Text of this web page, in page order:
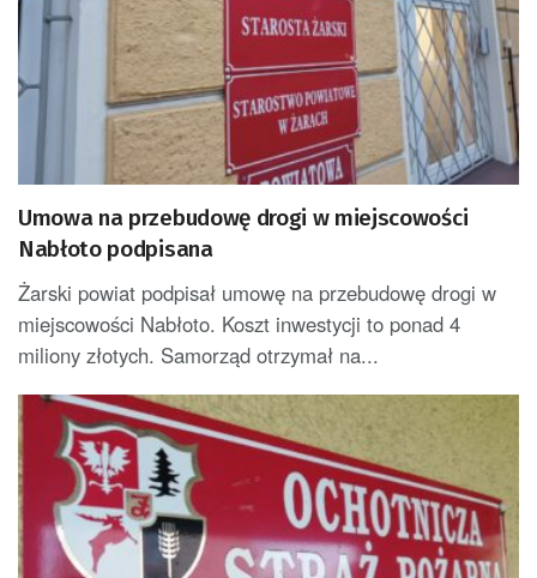
Umowa na przebudowę drogi w miejscowości
Nabłoto podpisana
Żarski powiat podpisał umowę na przebudowę drogi w
miejscowości Nabłoto. Koszt inwestycji to ponad 4
miliony złotych. Samorząd otrzymał na...